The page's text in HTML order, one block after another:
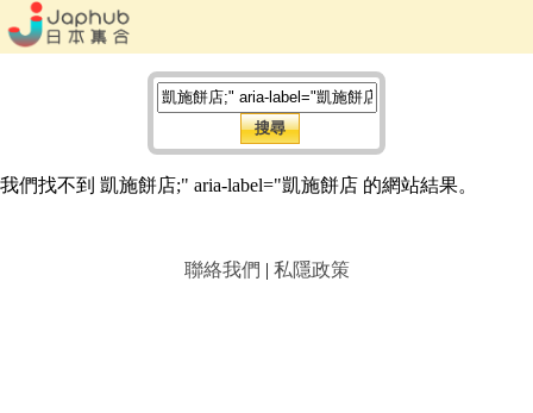
我們找不到 凱施餅店;" aria-label="凱施餅店 的網站結果。
聯絡我們 | 私隱政策